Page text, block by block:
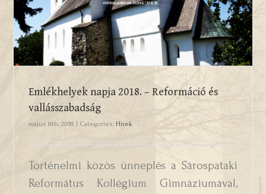
és vallásszabadság
Emlékhelyek napja 2018. – Reformáció és
vallásszabadság
május 8th, 2018 Categories: Hírek
Történelmi közös ünneplés a Sárospataki
Református Kollégium Gimnáziumával,